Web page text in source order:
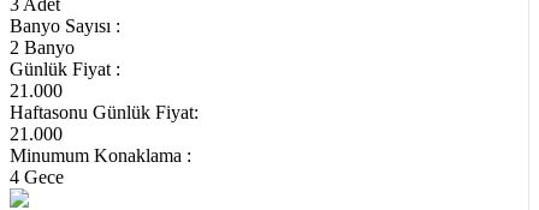
Banyo Sayısı :
2 Banyo
Günlük Fiyat :
21.000
Haftasonu Günlük Fiyat:
21.000
Minumum Konaklama :
4 Gece